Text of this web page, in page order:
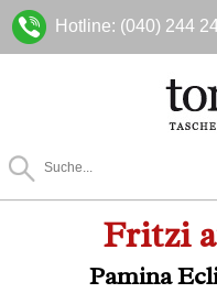
Hotline: (040) 244
Fritzi
Pamina